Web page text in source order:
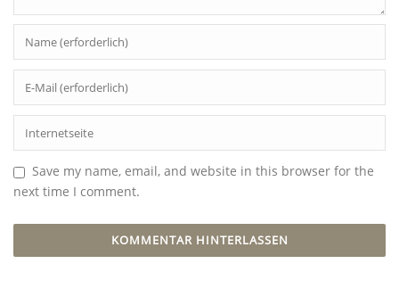
Save my name, email, and website in this browser for the
next time I comment.